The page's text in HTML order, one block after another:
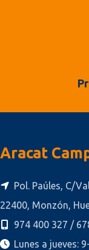
Aracat
Pol. Paúles, C/
22400, Monzón,
974 400 327 /
Lunes a jueves: